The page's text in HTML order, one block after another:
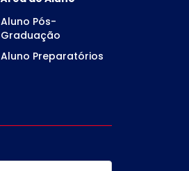
Aluno Pós-
Graduação
Aluno Preparatórios